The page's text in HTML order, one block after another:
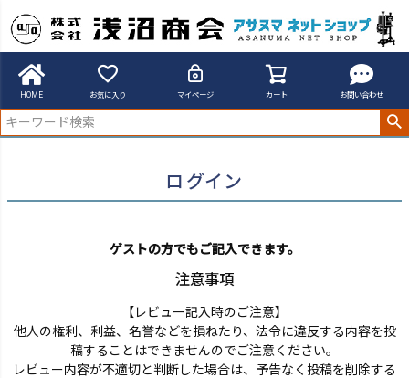
HOME お気に入り マイページ カート お問い合わせ
アサヌマネットショップ
ログイン
ゲストの方でもご記入できます。
注意事項
【レビュー記入時のご注意】
他人の権利、利益、名誉などを損ねたり、法令に違反する内容を投
稿することはできませんのでご注意ください。
レビュー内容が不適切と判断した場合は、予告なく投稿を削除する